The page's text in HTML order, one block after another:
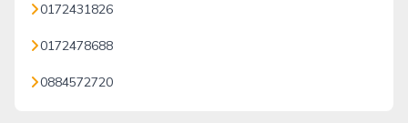
0172431826
0172478688
0884572720